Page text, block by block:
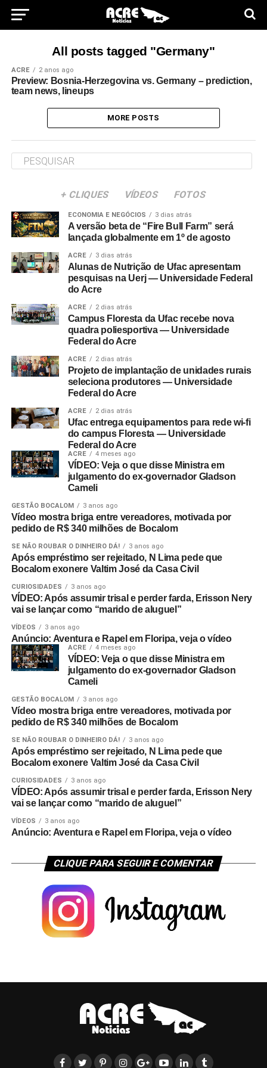
All posts tagged "Germany"
ACRE 2 anos ago
Preview: Bosnia-Herzegovina vs. Germany – prediction,
team news, lineups
MORE POSTS
+ CLIQUES VÍDEOS FOTOS
ECONOMIA E NEGÓCIOS 3 dias atrás
A versão beta de “Fire Bull Farm” será
lançada globalmente em 1º de agosto
ACRE 3 dias atrás
Alunas de Nutrição de Ufac apresentam
pesquisas na Uerj — Universidade Federal
do Acre
ACRE 2 dias atrás
Campus Floresta da Ufac recebe nova
quadra poliesportiva — Universidade
Federal do Acre
ACRE 2 dias atrás
Projeto de implantação de unidades rurais
seleciona produtores — Universidade
Federal do Acre
ACRE 2 dias atrás
Ufac entrega equipamentos para rede wi-fi
do campus Floresta — Universidade
Federal do Acre
ACRE 4 meses ago
VÍDEO: Veja o que disse Ministra em
julgamento do ex-governador Gladson
Cameli
GESTÃO BOCALOM 3 anos ago
Vídeo mostra briga entre vereadores, motivada por
pedido de R$ 340 milhões de Bocalom
SE NÃO ROUBAR O DINHEIRO DÁ! 3 anos ago
Após empréstimo ser rejeitado, N Lima pede que
Bocalom exonere Valtim José da Casa Civil
CURIOSIDADES 3 anos ago
VÍDEO: Após assumir trisal e perder farda, Erisson Nery
vai se lançar como “marido de aluguel”
VÍDEOS 3 anos ago
Anúncio: Aventura e Rapel em Floripa, veja o vídeo
ACRE 4 meses ago
VÍDEO: Veja o que disse Ministra em
julgamento do ex-governador Gladson
Cameli
GESTÃO BOCALOM 3 anos ago
Vídeo mostra briga entre vereadores, motivada por
pedido de R$ 340 milhões de Bocalom
SE NÃO ROUBAR O DINHEIRO DÁ! 3 anos ago
Após empréstimo ser rejeitado, N Lima pede que
Bocalom exonere Valtim José da Casa Civil
CURIOSIDADES 3 anos ago
VÍDEO: Após assumir trisal e perder farda, Erisson Nery
vai se lançar como “marido de aluguel”
VÍDEOS 3 anos ago
Anúncio: Aventura e Rapel em Floripa, veja o vídeo
CLIQUE PARA SEGUIR E COMENTAR